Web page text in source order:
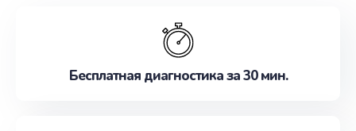
наилучшим образом. Не медлите записаться на
Бесплатная диагностика за 30 мин.